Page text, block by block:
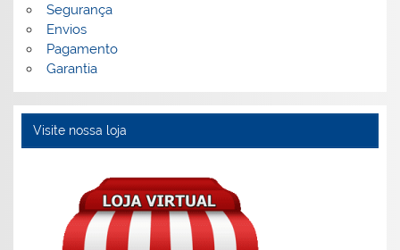
Segurança
Envios
Pagamento
Garantia
Visite nossa loja